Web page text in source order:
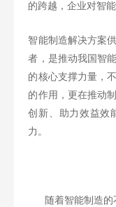
的跨越，企业对智
智能制造解决方案
者，是推动我国智
的核心支撑力量，
的作用，更在推动
创新、助力效益效
力。
随着智能制造